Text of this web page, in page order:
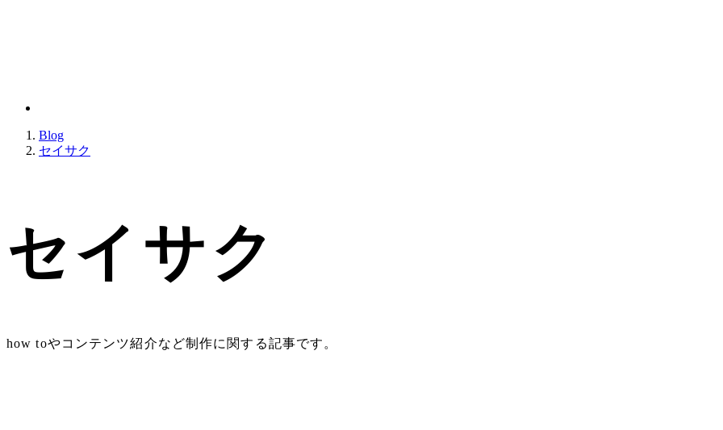
Blog
セイサク
セイサク
how toやコンテンツ紹介など制作に関する記事です。